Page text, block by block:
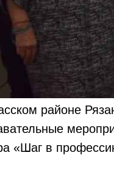
районе
«Шаг в